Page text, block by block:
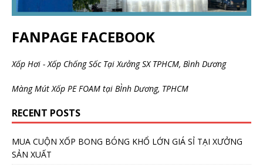
FANPAGE FACEBOOK
Xốp Hơi - Xốp Chống Sốc Tại Xưởng SX TPHCM, Bình Dương
Màng Mút Xốp PE FOAM tại BÌnh Dương, TPHCM
RECENT POSTS
MUA CUỘN XỐP BONG BÓNG KHỔ LỚN GIÁ SỈ TẠI XƯỞNG
SẢN XUẤT